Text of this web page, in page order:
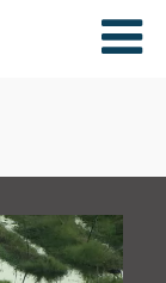
×
PAYS